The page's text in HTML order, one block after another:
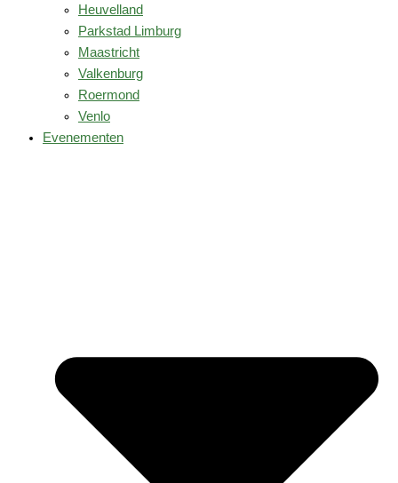
Heuvelland
Parkstad Limburg
Maastricht
Valkenburg
Roermond
Venlo
Evenementen